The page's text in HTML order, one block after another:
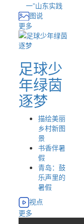
图说
更多
足球少
年绿茵
逐梦
描绘美丽
乡村新图
景
书香伴暑
假
青岛：鼓
乐声里的
暑假
视点
更多